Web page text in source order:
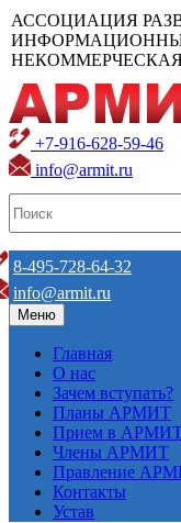
АССОЦИАЦИЯ
+7-916-628-59-46
info@armit.ru
8-495-728-64-32
info@armit.ru
Меню
Главная
О нас
Зачем вступать?
Планы АРМИТ
Прием в
Члены АРМИТ
Правление
Контакты
Устав